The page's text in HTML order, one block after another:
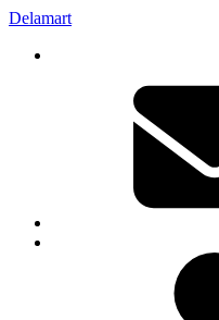
Delamart